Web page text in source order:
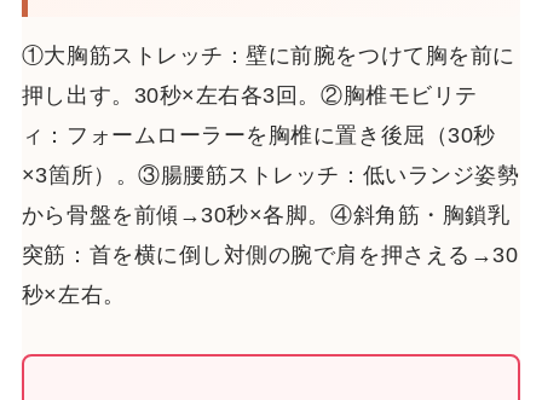
①大胸筋ストレッチ：壁に前腕をつけて胸を前に
押し出す。30秒×左右各3回。②胸椎モビリテ
ィ：フォームローラーを胸椎に置き後屈（30秒
×3箇所）。③腸腰筋ストレッチ：低いランジ姿勢
から骨盤を前傾→30秒×各脚。④斜角筋・胸鎖乳
突筋：首を横に倒し対側の腕で肩を押さえる→30
秒×左右。